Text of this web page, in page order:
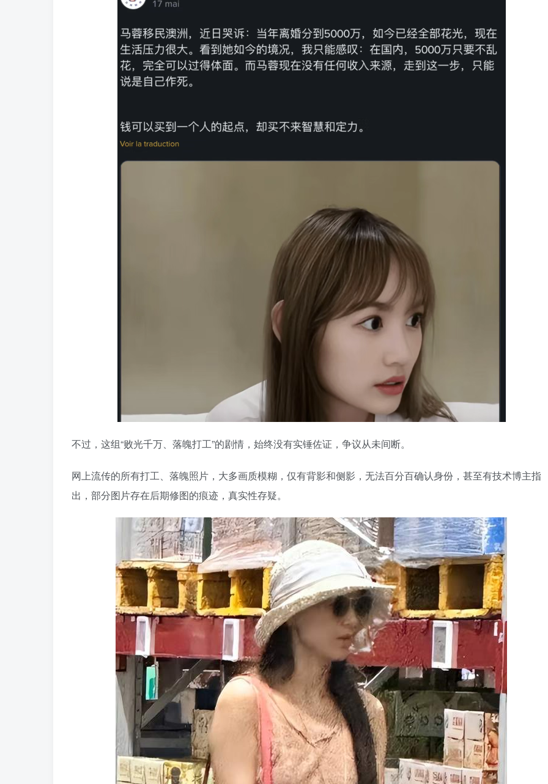
不过，这组“败光千万、落魄打工”的剧情，始终没有实锤佐证，争议从未间断。
网上流传的所有打工、落魄照片，大多画质模糊，仅有背影和侧影，无法百分百确认身份，甚至有技术博主指
出，部分图片存在后期修图的痕迹，真实性存疑。